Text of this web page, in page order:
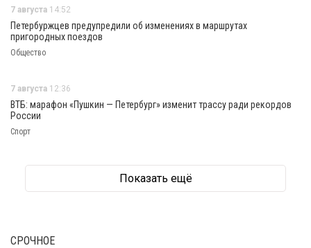
7 августа 14:52
Петербуржцев предупредили об изменениях в маршрутах
пригородных поездов
Общество
7 августа 12:36
ВТБ: марафон «Пушкин — Петербург» изменит трассу ради рекордов
России
Спорт
Показать ещё
СРОЧНОЕ